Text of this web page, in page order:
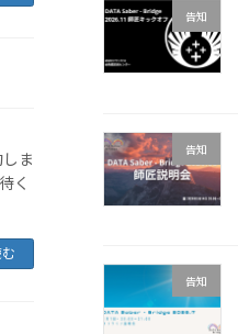
ま
く
告知
告知
告知